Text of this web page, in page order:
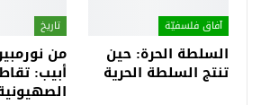
آفاق فلسفيّة‎
السلطة الحرة: حين
تنتج السلطة الحرية
تاريخ
من
أبيب: